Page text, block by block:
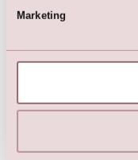
Marketing